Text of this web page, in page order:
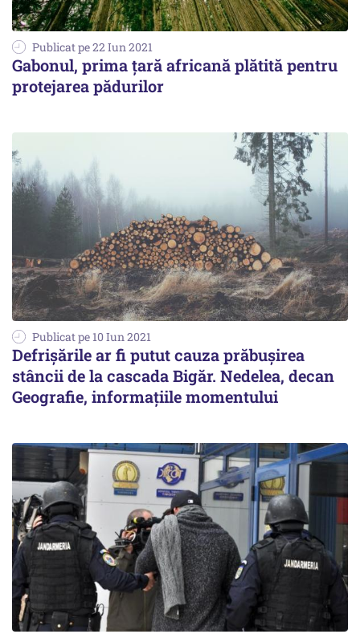
Publicat pe 22 Iun 2021
Gabonul, prima țară africană plătită pentru
protejarea pădurilor
Publicat pe 10 Iun 2021
Defrișările ar fi putut cauza prăbușirea
stâncii de la cascada Bigăr. Nedelea, decan
Geografie, informațiile momentului